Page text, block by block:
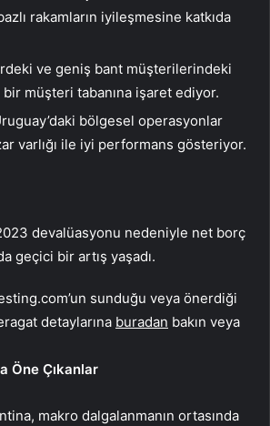
rakamların iyileşmesine katkıda
ve geniş bant müşterilerindeki
müşteri tabanına işaret ediyor.
bölgesel operasyonlar
varlığı ile iyi performans gösteriyor.
devalüasyonu nedeniyle net borç
geçici bir artış yaşadı.
sunduğu veya önerdiği
detaylarına buradan bakın veya
Öne Çıkanlar
makro dalgalanmanın ortasında